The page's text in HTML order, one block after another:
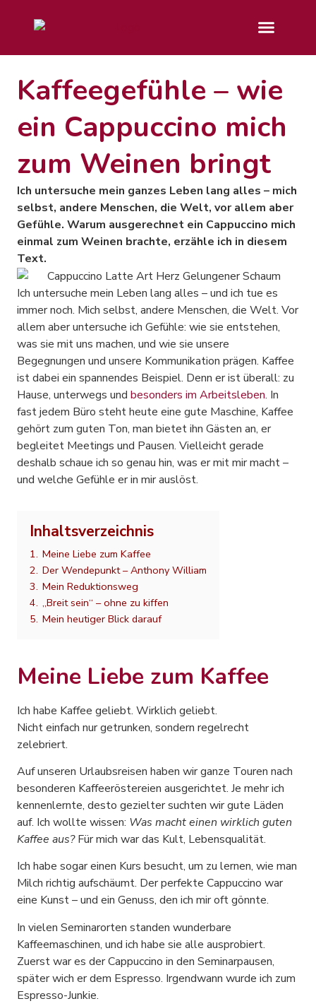
Kaffeegefühle – wie
ein Cappuccino mich
zum Weinen bringt
Ich untersuche mein ganzes Leben lang alles – mich
selbst, andere Menschen, die Welt, vor allem aber
Gefühle. Warum ausgerechnet ein Cappuccino mich
einmal zum Weinen brachte, erzähle ich in diesem
Text.
Ich untersuche mein Leben lang alles – und ich tue es
immer noch. Mich selbst, andere Menschen, die Welt. Vor
allem aber untersuche ich Gefühle: wie sie entstehen,
was sie mit uns machen, und wie sie unsere
Begegnungen und unsere Kommunikation prägen. Kaffee
ist dabei ein spannendes Beispiel. Denn er ist überall: zu
Hause, unterwegs und besonders im Arbeitsleben. In
fast jedem Büro steht heute eine gute Maschine, Kaffee
gehört zum guten Ton, man bietet ihn Gästen an, er
begleitet Meetings und Pausen. Vielleicht gerade
deshalb schaue ich so genau hin, was er mit mir macht –
und welche Gefühle er in mir auslöst.
Inhaltsverzeichnis
1. Meine Liebe zum Kaffee
2. Der Wendepunkt – Anthony William
3. Mein Reduktionsweg
4. „Breit sein“ – ohne zu kiffen
5. Mein heutiger Blick darauf
Meine Liebe zum Kaffee
Ich habe Kaffee geliebt. Wirklich geliebt.
Nicht einfach nur getrunken, sondern regelrecht
zelebriert.
Auf unseren Urlaubsreisen haben wir ganze Touren nach
besonderen Kaffeeröstereien ausgerichtet. Je mehr ich
kennenlernte, desto gezielter suchten wir gute Läden
auf. Ich wollte wissen: Was macht einen wirklich guten
Kaffee aus?Für mich war das Kult, Lebensqualität.
Ich habe sogar einen Kurs besucht, um zu lernen, wie man
Milch richtig aufschäumt. Der perfekte Cappuccino war
eine Kunst – und ein Genuss, den ich mir oft gönnte.
In vielen Seminarorten standen wunderbare
Kaffeemaschinen, und ich habe sie alle ausprobiert.
Zuerst war es der Cappuccino in den Seminarpausen,
später wich er dem Espresso. Irgendwann wurde ich zum
Espresso-Junkie.